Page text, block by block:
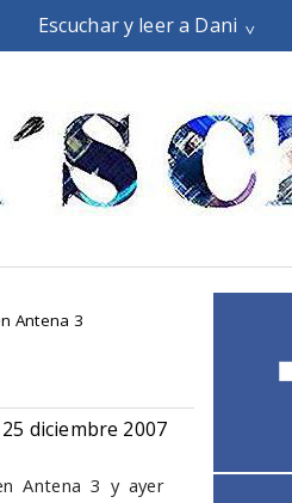
Escuchar y leer a Dani
Antena 3
25 diciembre 2007
Antena 3 y ayer